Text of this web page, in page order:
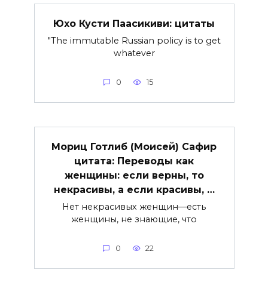
Юхо Кусти Паасикиви: цитаты
"The immutable Russian policy is to get
whatever
0 15
Мориц Готлиб (Моисей) Сафир
цитата: Переводы как
женщины: если верны, то
некрасивы, а если красивы, …
Нет некрасивых женщин—есть
женщины, не знающие, что
0 22